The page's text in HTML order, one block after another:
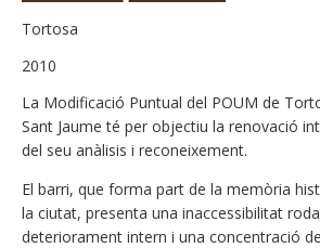
Tortosa
2010
La Modificació Puntual del POUM de
Sant Jaume té per objectiu la renovació
del seu anàlisis i reconeixement.
El barri, que forma part de la memòria
la ciutat, presenta una inaccessibilitat
deteriorament intern i una concentració